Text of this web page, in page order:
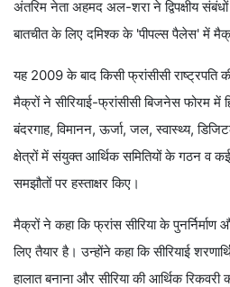
अंतरिम नेता अहमद अल-शरा ने द्विपक्षीय
बातचीत के लिए दमिश्क के 'पीपल्स पैलेस' में
यह 2009 के बाद किसी फ्रांसीसी राष्ट्रपति
मैक्रों ने सीरियाई-फ्रांसीसी बिजनेस फोरम में
बंदरगाह, विमानन, ऊर्जा, जल, स्वास्थ्य,
क्षेत्रों में संयुक्त आर्थिक समितियों के गठन व
समझौतों पर हस्ताक्षर किए।
मैक्रों ने कहा कि फ्रांस सीरिया के
लिए तैयार है। उन्होंने कहा कि सीरियाई
हालात बनाना और सीरिया की आर्थिक